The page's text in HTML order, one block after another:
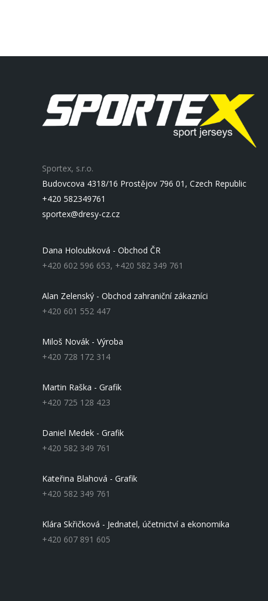
Sportex, s.r.o.
Budovcova 4318/16 Prostějov 796 01, Czech Republic
+420 582349761
sportex@dresy-cz.cz
Dana Holoubková - Obchod ČR
+420 602 596 653, +420 582 349 761
Alan Zelenský - Obchod zahraniční zákazníci
+420 601 552 447
Miloš Novák - Výroba
+420 728 172 314
Martin Raška - Grafik
+420 725 128 423
Daniel Medek - Grafik
+420 582 349 761
Kateřina Blahová - Grafik
+420 582 349 761
Klára Skřičková - Jednatel, účetnictví a ekonomika
+420 607 891 605